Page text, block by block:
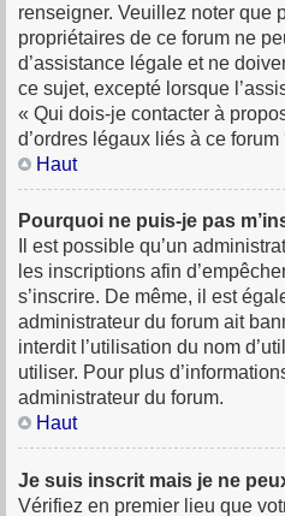
renseigner. Veuillez noter que
propriétaires de ce forum ne
d’assistance légale et ne
ce sujet, excepté lorsque
« Qui dois-je contacter à
d’ordres légaux liés à ce forum
Haut
Pourquoi ne puis-je pas
Il est possible qu’un
les inscriptions afin
s’inscrire. De même, il est
administrateur du forum ait
interdit l’utilisation du nom
utiliser. Pour plus
administrateur du forum.
Haut
Je suis inscrit mais je ne
Vérifiez en premier lieu que